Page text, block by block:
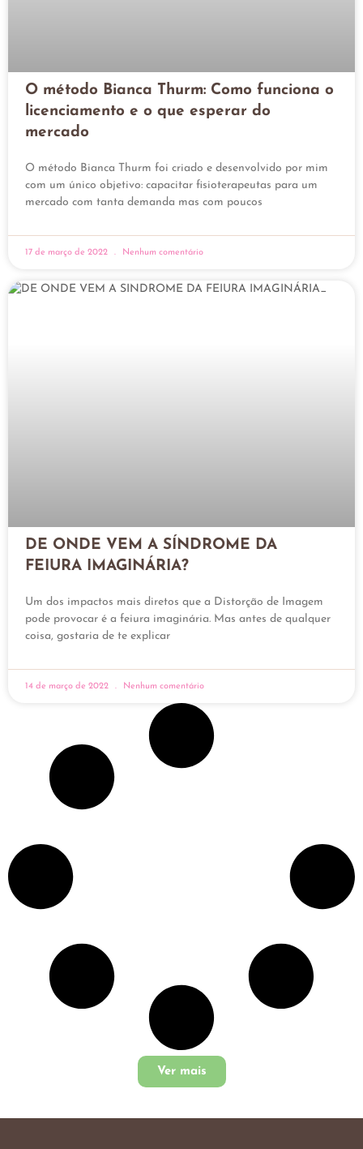
O método Bianca Thurm: Como funciona o
licenciamento e o que esperar do
mercado
O método Bianca Thurm foi criado e desenvolvido por mim
com um único objetivo: capacitar fisioterapeutas para um
mercado com tanta demanda mas com poucos
17 de março de 2022 Nenhum comentário
DE ONDE VEM A SÍNDROME DA
FEIURA IMAGINÁRIA?
Um dos impactos mais diretos que a Distorção de Imagem
pode provocar é a feiura imaginária. Mas antes de qualquer
coisa, gostaria de te explicar
14 de março de 2022 Nenhum comentário
Ver mais